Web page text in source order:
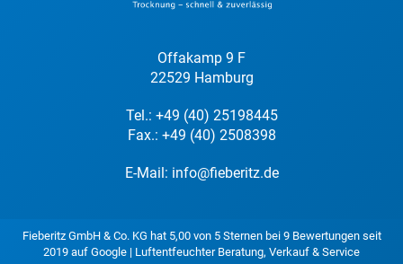
Offakamp 9 F
22529 Hamburg
Tel.: +49 (40) 25198445
Fax.: +49 (40) 2508398
E-Mail: info@fieberitz.de
Fieberitz GmbH & Co. KG hat 5,00von 5Sternen bei 9Bewertungen seit
2019 auf Google | Luftentfeuchter Beratung, Verkauf & Service